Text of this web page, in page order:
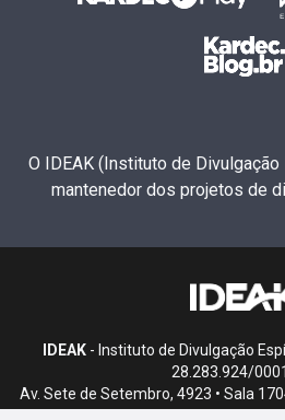
O IDEAK (Instituto de
mantenedor dos projetos de
IDEAK- Instituto de Divulgação
28.283.924/
Av. Sete de Setembro, 4923 • Sala